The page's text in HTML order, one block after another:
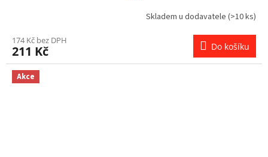
Skladem u dodavatele (>10 ks)
174 Kč bez DPH
211 Kč Do košíku
Akce